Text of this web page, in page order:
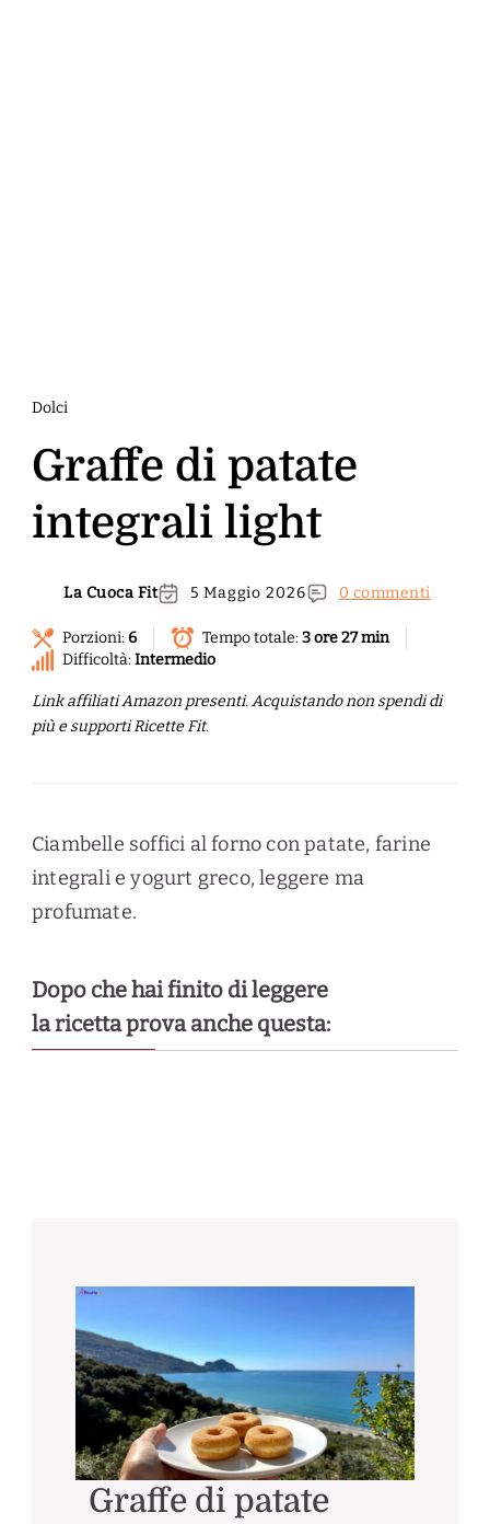
Dolci
Graffe di patate
integrali light
La Cuoca Fit 5 Maggio 2026 0 commenti
Porzioni:6 Tempo totale:3 ore 27 min
Difficoltà:Intermedio
Link affiliati Amazon presenti. Acquistando non spendi di
più e supporti Ricette Fit.
Ciambelle soffici al forno con patate, farine
integrali e yogurt greco, leggere ma
profumate.
Dopo che hai finito di leggere
la ricetta prova anche questa:
Graffe di patate